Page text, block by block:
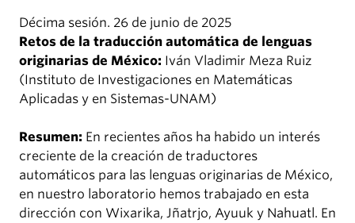
Décima sesión. 26 de junio de 2025
Retos de la traducción automática de lenguas
originarias de México: Iván Vladimir Meza Ruiz
(Instituto de Investigaciones en Matemáticas
Aplicadas y en Sistemas-UNAM)
Resumen: En recientes años ha habido un interés
creciente de la creación de traductores
automáticos para las lenguas originarias de México,
en nuestro laboratorio hemos trabajado en esta
dirección con Wixarika, Jñatrjo, Ayuuk y Nahuatl. En